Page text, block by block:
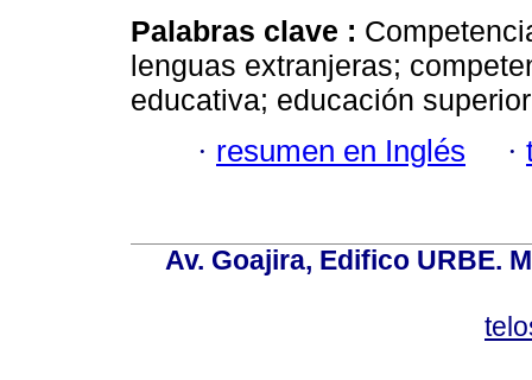
Palabras clave :
lenguas extranjeras;
educativa; educación
· resumen en Inglés ·
Av. Goajira, Edifico URBE.